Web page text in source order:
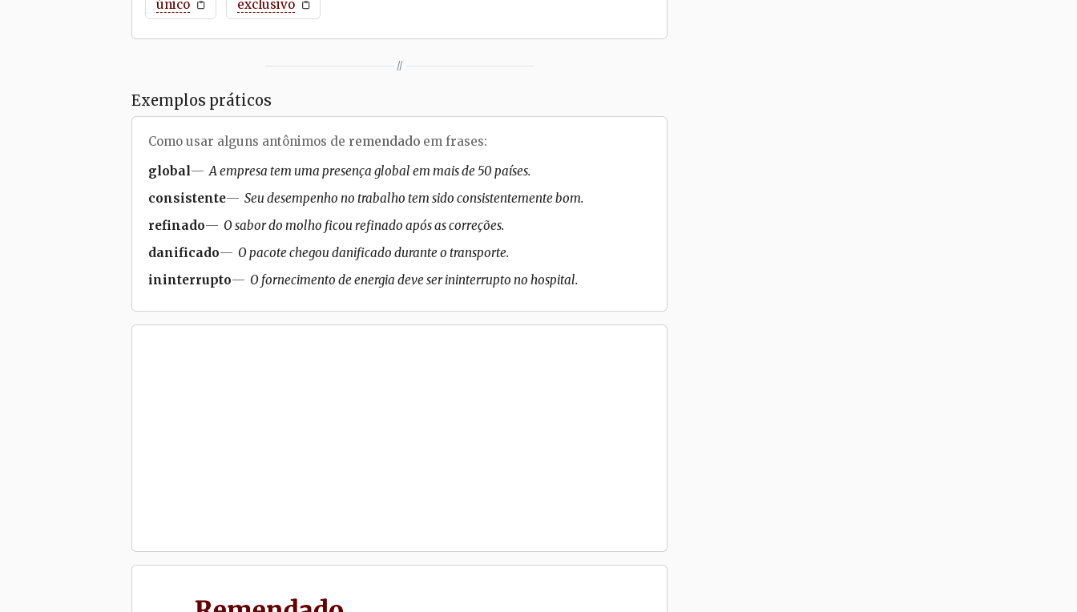
único exclusivo
//
Exemplos práticos
Como usar alguns antônimos de remendado em frases:
global
A empresa tem uma presença global em mais de 50 países.
consistente
Seu desempenho no trabalho tem sido consistentemente bom.
refinado
O sabor do molho ficou refinado após as correções.
danificado
O pacote chegou danificado durante o transporte.
ininterrupto
O fornecimento de energia deve ser ininterrupto no hospital.